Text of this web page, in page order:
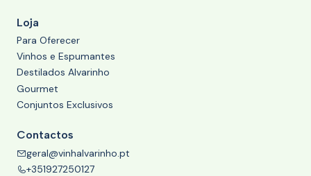
Loja
Para Oferecer
Vinhos e Espumantes
Destilados Alvarinho
Gourmet
Conjuntos Exclusivos
Contactos
geral@vinhalvarinho.pt
+351927250127